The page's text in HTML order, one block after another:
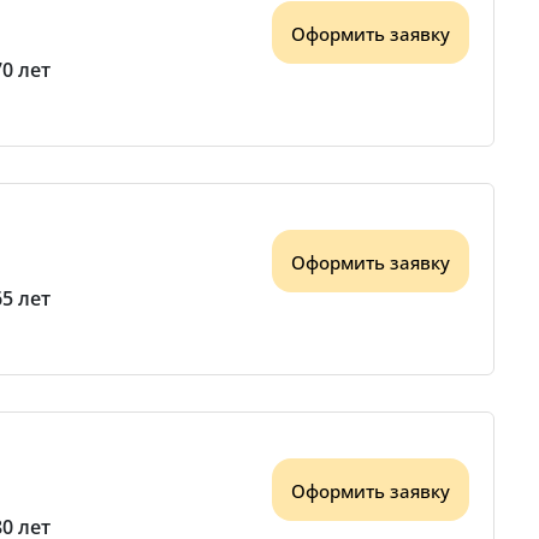
лет
Оформить заявку
лет
Оформить заявку
лет
Оформить заявку